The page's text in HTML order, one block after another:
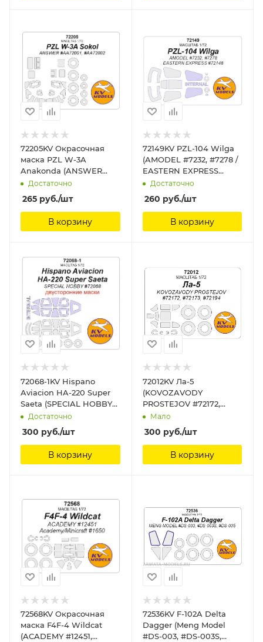
72205KV Окрасочная
маска PZL W-3A
Anakonda (ANSWER
#AA72001, #AA72002) +
маски на диски и
колеса KV Models
Достаточно
265 руб./шт
В корзину
72149KV PZL-104 Wilga
(AMODEL #7232, #7278 /
EASTERN EXPRESS
#72148) + маски на
диски и колеса KV
Models
Достаточно
260 руб./шт
В корзину
72068-1KV Hispano
Aviacion HA-220 Super
Saeta (SPECIAL HOBBY
#72068) - (Двусторонние
маски) + маски на
диски и колеса KV
Models
Достаточно
300 руб./шт
В корзину
72012KV Ла-5
(KOVOZAVODY
PROSTEJOV #72172,
#72173, #72194) + маски
на диски и колеса KV
Models
Мало
300 руб./шт
В корзину
72568KV Окрасочная
маска F4F-4 Wildcat
(ACADEMY #12451,
72536KV F-102A Delta
Dagger (Meng Model
#DS-003, #DS-003S,